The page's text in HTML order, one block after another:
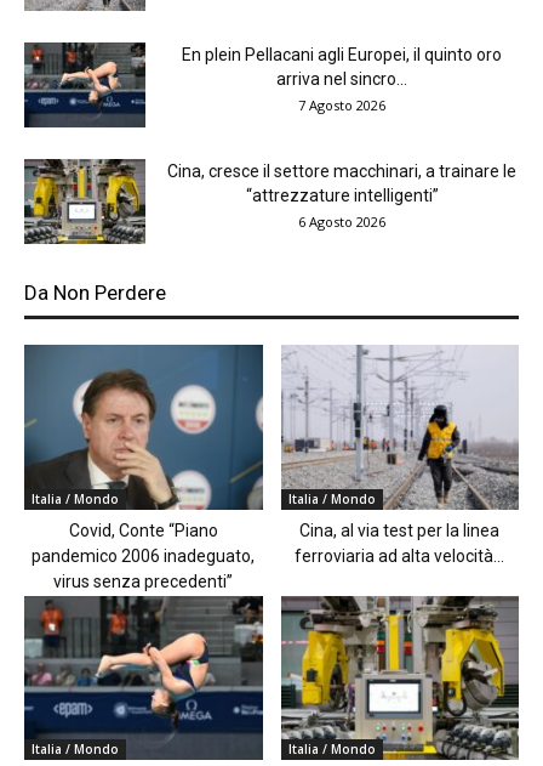
En plein Pellacani agli Europei, il quinto oro
arriva nel sincro...
7 Agosto 2026
Cina, cresce il settore macchinari, a trainare le
“attrezzature intelligenti”
6 Agosto 2026
Da Non Perdere
Italia / Mondo
Covid, Conte “Piano
pandemico 2006 inadeguato,
virus senza precedenti”
Italia / Mondo
Cina, al via test per la linea
ferroviaria ad alta velocità...
Italia / Mondo Italia / Mondo